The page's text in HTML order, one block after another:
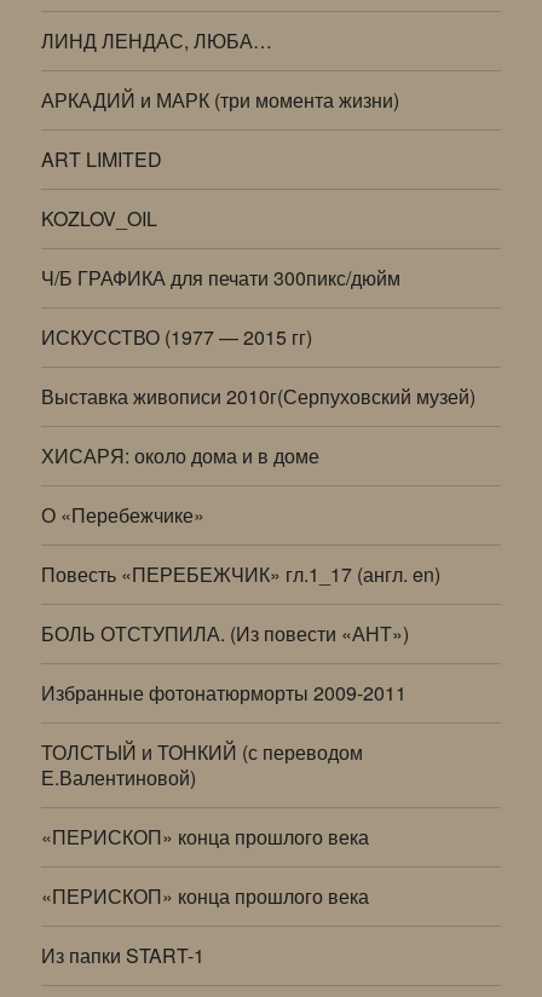
ЛИНД ЛЕНДАС, ЛЮБА…
АРКАДИЙ и МАРК (три момента жизни)
ART LIMITED
KOZLOV_OIL
Ч/Б ГРАФИКА для печати 300пикс/дюйм
ИСКУССТВО (1977 — 2015 гг)
Выставка живописи 2010г(Серпуховский музей)
ХИСАРЯ: около дома и в доме
О «Перебежчике»
Повесть «ПЕРЕБЕЖЧИК» гл.1_17 (англ. en)
БОЛЬ ОТСТУПИЛА. (Из повести «АНТ»)
Избранные фотонатюрморты 2009-2011
ТОЛСТЫЙ и ТОНКИЙ (с переводом
Е.Валентиновой)
«ПЕРИСКОП» конца прошлого века
«ПЕРИСКОП» конца прошлого века
Из папки START-1